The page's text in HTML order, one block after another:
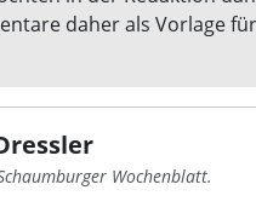
daher als Vorlage
Wochenblatt.